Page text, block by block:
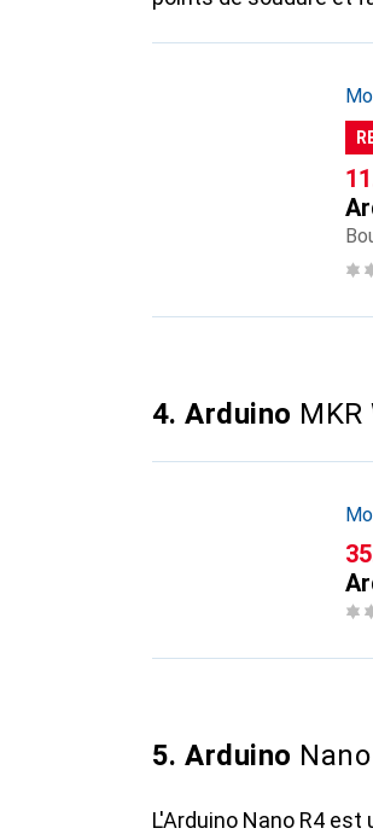
4. Arduino MKR
5. Arduino
L'Arduino Nano R4